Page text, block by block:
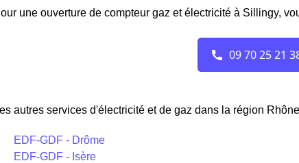
une ouverture de compteur gaz et électricité à Sillingy,
autres services d'électricité et de gaz dans la région
EDF-GDF - Drôme
EDF-GDF - Isère